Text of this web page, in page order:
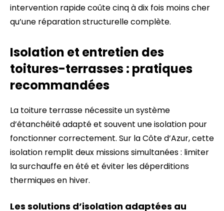
intervention rapide coûte cinq à dix fois moins cher
qu’une réparation structurelle complète.
Isolation et entretien des
toitures-terrasses : pratiques
recommandées
La toiture terrasse nécessite un système
d’étanchéité adapté et souvent une isolation pour
fonctionner correctement. Sur la Côte d’Azur, cette
isolation remplit deux missions simultanées : limiter
la surchauffe en été et éviter les déperditions
thermiques en hiver.
Les solutions d’isolation adaptées au